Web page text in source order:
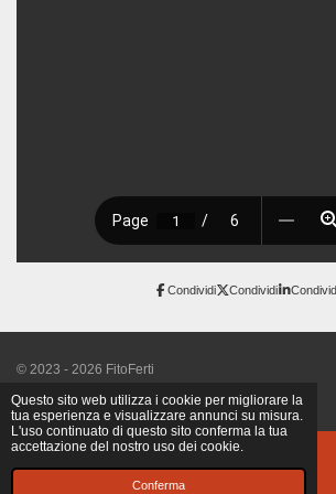
Questo sito web utilizza i cookie per migliorare la
tua esperienza e visualizzare annunci su misura.
L'uso continuato di questo sito conferma la tua
accettazione del nostro uso dei cookie.
Conferma
Condividi Condividi
© 2023 - 2026 FitoFerti
Fornito da Webador